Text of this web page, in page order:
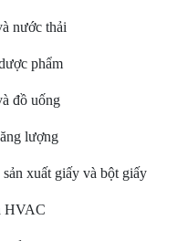
nước thải
phẩm
đồ uống
lượng
xuất giấy và bột giấy
HVAC